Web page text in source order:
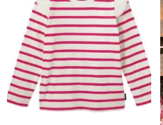
有
多
種
款
式。
可
在